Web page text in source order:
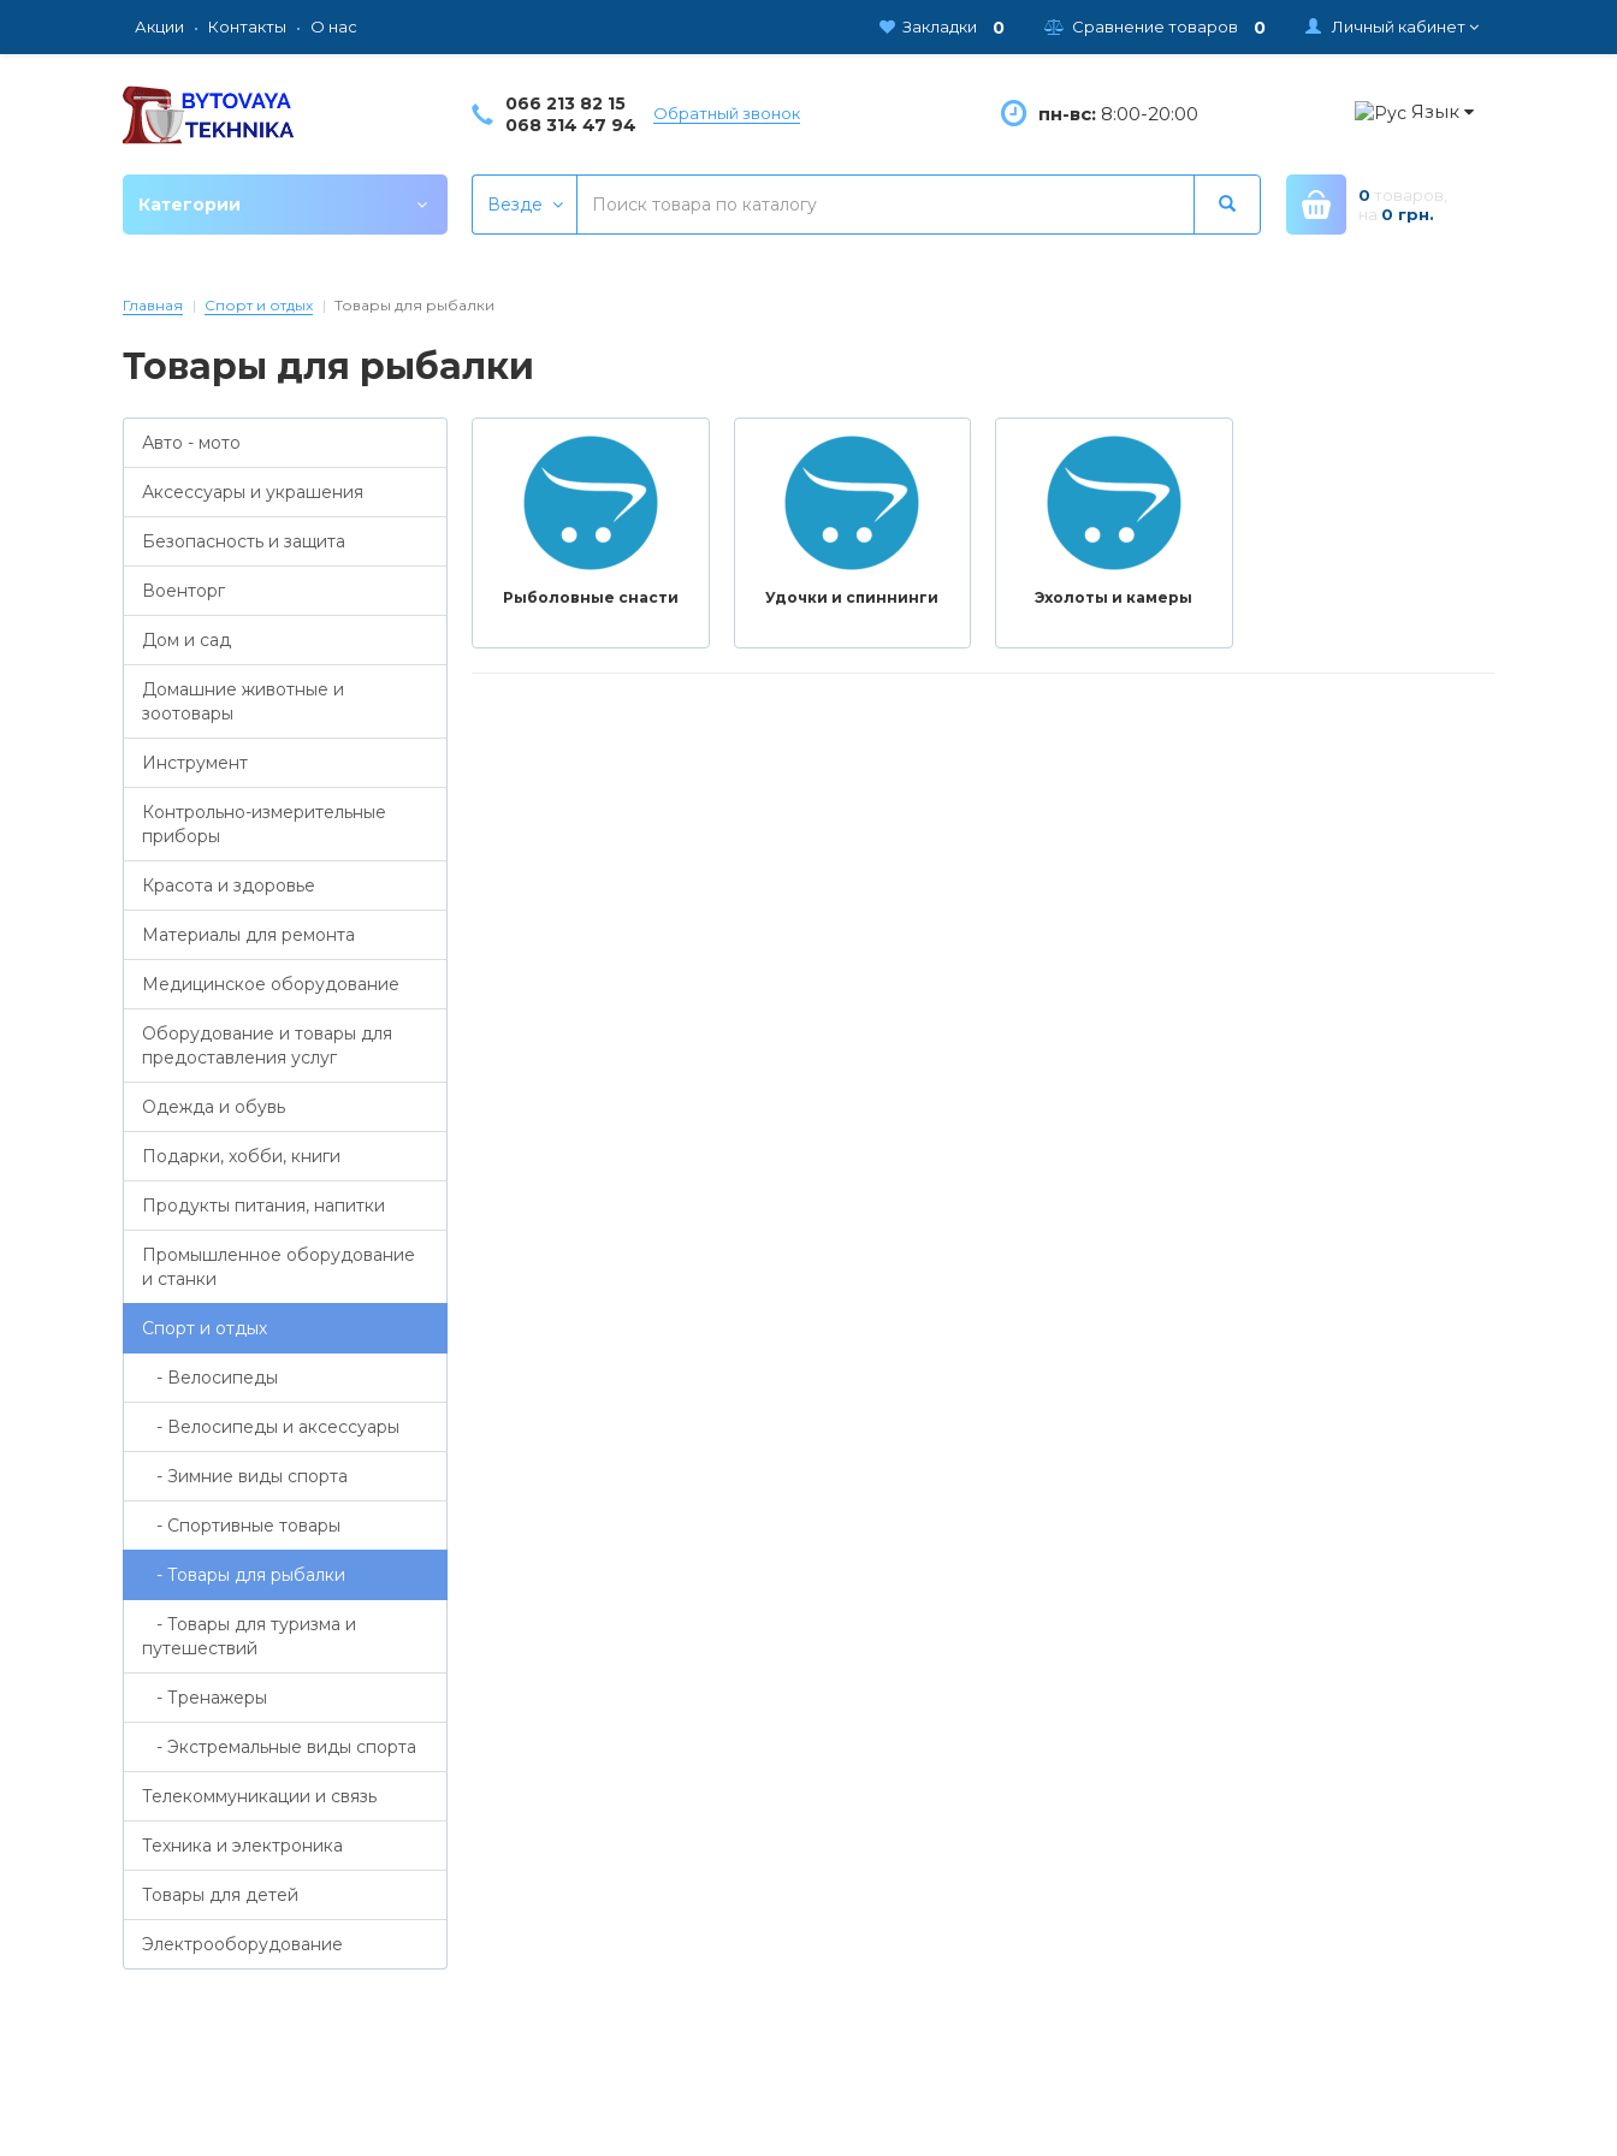
Акции Контакты О нас Личный кабинет
Закладки 0 Сравнение товаров 0
066 213 82 15
068 314 47 94
Обратный звонок пн-вс:8:00-20:00 Язык
Везде 0 товаров,
на 0 грн.
Категории
Главная Спорт и отдых Товары для рыбалки
Товары для рыбалки
Авто - мото
Аксессуары и украшения
Безопасность и защита
Военторг
Дом и сад
Домашние животные и
зоотовары
Инструмент
Контрольно-измерительные
приборы
Красота и здоровье
Материалы для ремонта
Медицинское оборудование
Оборудование и товары для
предоставления услуг
Одежда и обувь
Подарки, хобби, книги
Продукты питания, напитки
Промышленное оборудование
и станки
Спорт и отдых
- Велосипеды
- Велосипеды и аксессуары
- Зимние виды спорта
- Спортивные товары
- Товары для рыбалки
- Товары для туризма и
путешествий
- Тренажеры
- Экстремальные виды спорта
Телекоммуникации и связь
Техника и электроника
Товары для детей
Электрооборудование
Рыболовные снасти Удочки и спиннинги Эхолоты и камеры